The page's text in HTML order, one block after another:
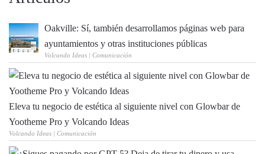
Oakville: Sí, también desarrollamos páginas web para
ayuntamientos y otras instituciones públicas
Volcando Ideas | Comunicación
Eleva tu negocio de estética al siguiente nivel con Glowbar de
Yootheme Pro y Volcando Ideas
Volcando Ideas | Comunicación